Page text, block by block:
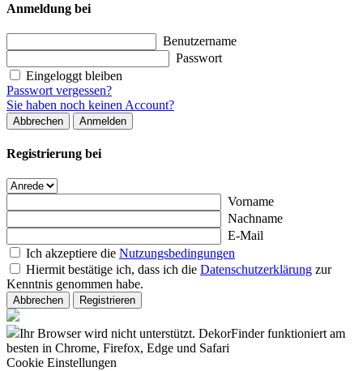
Anmeldung bei
Benutzername
Passwort
Eingeloggt bleiben
Passwort vergessen?
Sie haben noch keinen Account?
Abbrechen Anmelden
Registrierung bei
Vorname
Nachname
E-Mail
Ich akzeptiere die Nutzungsbedingungen
Hiermit bestätige ich, dass ich die Datenschutzerklärung zur
Kenntnis genommen habe.
Abbrechen Registrieren
Ihr Browser wird nicht unterstützt. DekorFinder funktioniert am
besten in Chrome, Firefox, Edge und Safari
Cookie Einstellungen